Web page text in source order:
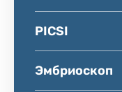
PICSI
Эмбриоскоп